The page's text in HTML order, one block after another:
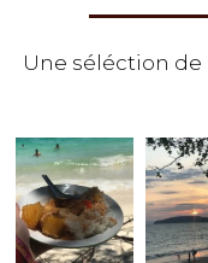
Une séléction